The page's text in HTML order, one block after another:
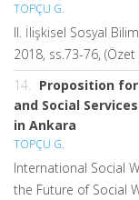
TOPÇU G.
II. İlişkisel Sosyal
2018, ss.73-76, (Özet
14. Proposition
and Social
in Ankara
TOPÇU G.
International Social
the Future of Social